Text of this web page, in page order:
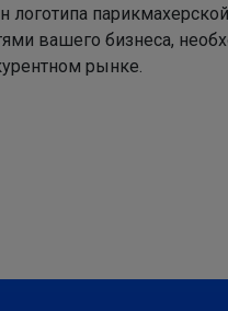
логотипа
вашего бизнеса,
рынке.